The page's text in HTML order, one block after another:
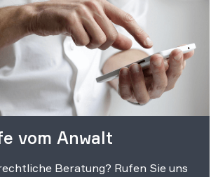
vom Anwalt
Beratung? Rufen Sie uns